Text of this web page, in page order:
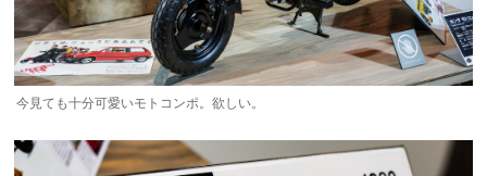
今見ても十分可愛いモトコンポ。欲しい。